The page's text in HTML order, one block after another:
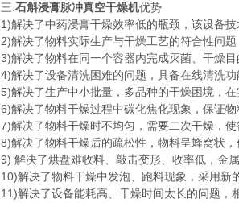
三. 石斛浸膏脉冲真空干燥机优势
1)解决了中药浸膏干燥效率低的瓶颈，该设备
2)解决了物料实际生产与干燥工艺的符合性问
3)解决了物料在同一个容器内完成灭菌、干燥
4)解决了设备清洗困难的问题，具备在线清洗
5)解决了生产中小批量，多品种的干燥困境，在
6)解决了物料干燥过程中碳化焦化现象，保证
7)解决了物料干燥时不均匀，需要二次干燥，
8)解决了物料干燥后的疏松性，物料呈蜂窝状，
9) 解决了烘盘难收料、敲击变形、收率低，金
10)解决了物料干燥中发泡、跑料现象，采用新
11)解决了设备能耗高、干燥时间太长的问题，